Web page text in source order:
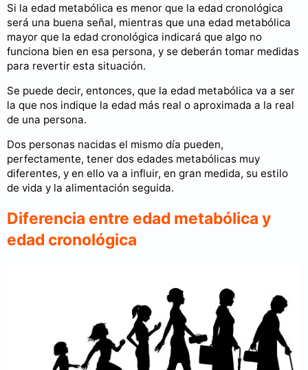
Si la edad metabólica es menor que la edad cronológica
será una buena señal, mientras que una edad metabólica
mayor que la edad cronológica indicará que algo no
funciona bien en esa persona, y se deberán tomar medidas
para revertir esta situación.
Se puede decir, entonces, que la edad metabólica va a ser
la que nos indique la edad más real o aproximada a la real
de una persona.
Dos personas nacidas el mismo día pueden,
perfectamente, tener dos edades metabólicas muy
diferentes, y en ello va a influir, en gran medida, su estilo
de vida y la alimentación seguida.
Diferencia entre edad metabólica y
edad cronológica